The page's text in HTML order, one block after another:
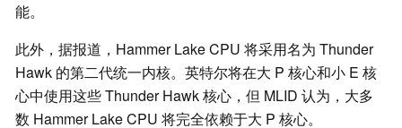
能。
此外，据报道，Hammer Lake CPU 将采用名为 Thunder
Hawk 的第二代统一内核。英特尔将在大 P 核心和小 E 核
心中使用这些 Thunder Hawk 核心，但 MLID 认为，大多
数 Hammer Lake CPU 将完全依赖于大 P 核心。